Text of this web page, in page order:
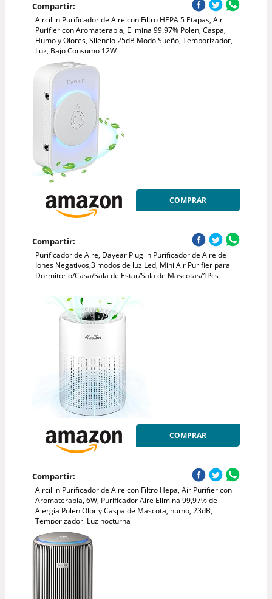
Compartir:
Aircillin Purificador de Aire con Filtro HEPA 5 Etapas, Air
Purifier con Aromaterapia, Elimina 99.97% Polen, Caspa,
Humo y Olores, Silencio 25dB Modo Sueño, Temporizador,
Luz, Bajo Consumo 12W
COMPRAR
Compartir:
Purificador de Aire, Dayear Plug in Purificador de Aire de
Iones Negativos,3 modos de luz Led, Mini Air Purifier para
Dormitorio/Casa/Sala de Estar/Sala de Mascotas/1Pcs
COMPRAR
Compartir:
Aircillin Purificador de Aire con Filtro Hepa, Air Purifier con
Aromaterapia, 6W, Purificador Aire Elimina 99,97% de
Alergia Polen Olor y Caspa de Mascota, humo, 23dB,
Temporizador, Luz nocturna